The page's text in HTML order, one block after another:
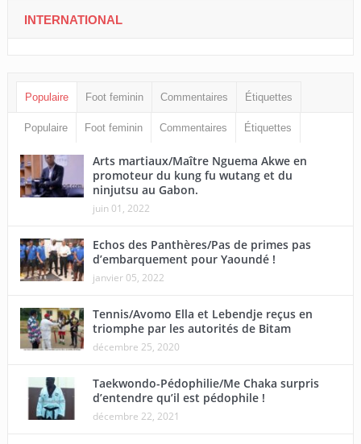
INTERNATIONAL
Populaire Foot feminin Commentaires Étiquettes
Populaire Foot feminin Commentaires Étiquettes
Arts martiaux/Maître Nguema Akwe en
promoteur du kung fu wutang et du
ninjutsu au Gabon.
juin 01, 2022
Echos des Panthères/Pas de primes pas
d’embarquement pour Yaoundé !
janvier 05, 2022
Tennis/Avomo Ella et Lebendje reçus en
triomphe par les autorités de Bitam
décembre 25, 2020
Taekwondo-Pédophilie/Me Chaka surpris
d’entendre qu’il est pédophile !
décembre 22, 2021